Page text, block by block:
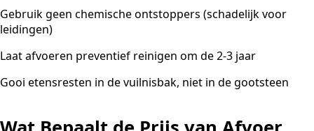
Gebruik geen chemische ontstoppers (schadelijk voor
leidingen)
Laat afvoeren preventief reinigen om de 2-3 jaar
Gooi etensresten in de vuilnisbak, niet in de gootsteen